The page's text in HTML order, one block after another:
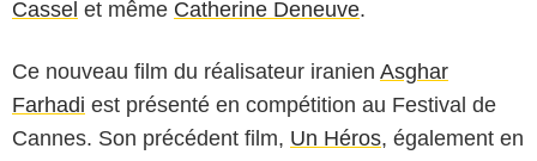
Cassel et même Catherine Deneuve.
Ce nouveau film du réalisateur iranien Asghar
Farhadi est présenté en compétition au Festival de
Cannes. Son précédent film, Un Héros, également en